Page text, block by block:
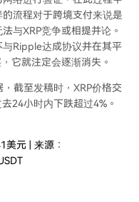
流程对于跨境支付来说是
与XRP竞争或相提并论。
Ripple达成协议并在其平
它就注定会逐渐消失。
，截至发稿时，XRP价格交
24小时内下跌超过4%。
美元 | 来源：